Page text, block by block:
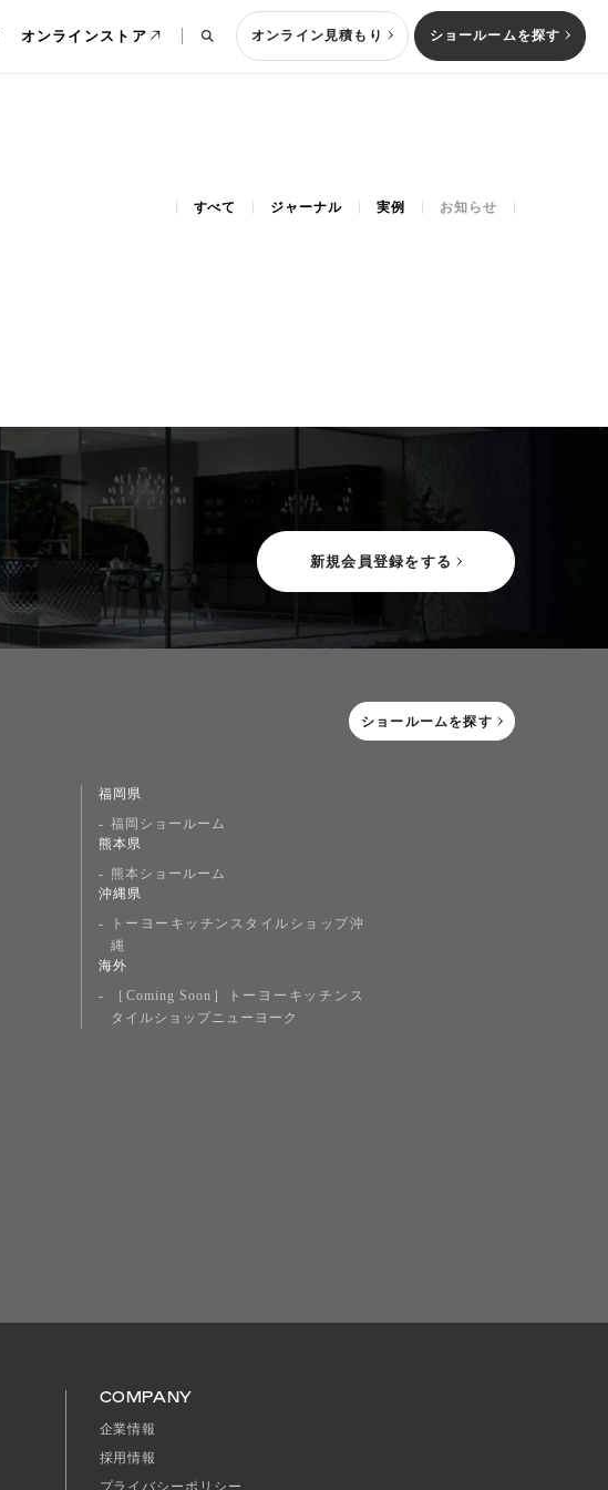
オンラインストア オンライン見積もり ショールームを探す
すべて ジャーナル 実例 お知らせ
新規会員登録をする
ショールームを探す
福岡県
福岡ショールーム
熊本県
熊本ショールーム
沖縄県
トーヨーキッチンスタイルショップ沖
縄
海外
［Coming Soon］トーヨーキッチンス
タイルショップニューヨーク
COMPANY
企業情報
採用情報
プライバシーポリシー